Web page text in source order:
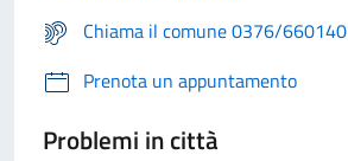
Chiama il comune 0376/660140
Prenota un appuntamento
Problemi in città